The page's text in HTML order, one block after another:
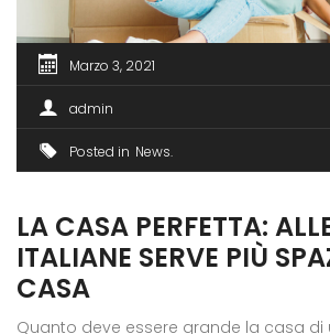
Marzo 3, 2021
admin
Posted in News
LA CASA PERFETTA:
ITALIANE SERVE PIÙ
CASA
Quanto deve essere grande la casa di